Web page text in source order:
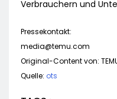
Verbrauchern und
Pressekontakt:
media@temu.com
Original-Content von:
Quelle: ots